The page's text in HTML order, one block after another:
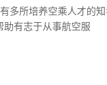
助有志于从事航空服